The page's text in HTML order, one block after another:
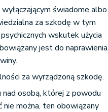
świadome albo
za szkodę w tym
wskutek użycia
jest do naprawienia
za wyrządzoną szkodę.
osobą, której z powodu
można, ten obowiązany